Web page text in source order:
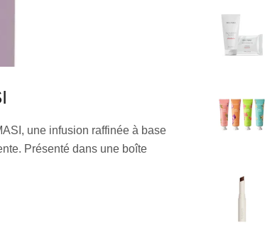
une infusion raffinée à base
Présenté dans une boîte